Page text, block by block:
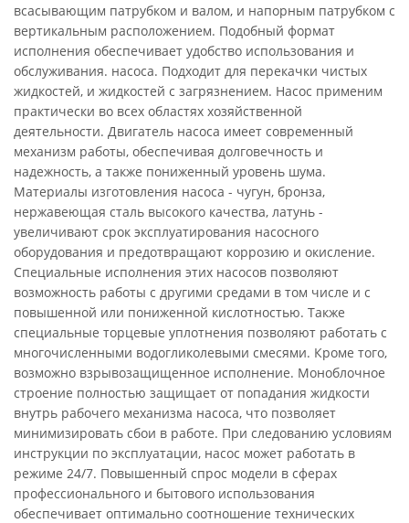
всасывающим патрубком и валом, и напорным патрубком с
вертикальным расположением. Подобный формат
исполнения обеспечивает удобство использования и
обслуживания. насоса. Подходит для перекачки чистых
жидкостей, и жидкостей с загрязнением. Насос применим
практически во всех областях хозяйственной
деятельности. Двигатель насоса имеет современный
механизм работы, обеспечивая долговечность и
надежность, а также пониженный уровень шума.
Материалы изготовления насоса - чугун, бронза,
нержавеющая сталь высокого качества, латунь -
увеличивают срок эксплуатирования насосного
оборудования и предотвращают коррозию и окисление.
Специальные исполнения этих насосов позволяют
возможность работы с другими средами в том числе и с
повышенной или пониженной кислотностью. Также
специальные торцевые уплотнения позволяют работать с
многочисленными водогликолевыми смесями. Кроме того,
возможно взрывозащищенное исполнение. Моноблочное
строение полностью защищает от попадания жидкости
внутрь рабочего механизма насоса, что позволяет
минимизировать сбои в работе. При следованию условиям
инструкции по эксплуатации, насос может работать в
режиме 24/7. Повышенный спрос модели в сферах
профессионального и бытового использования
обеспечивает оптимально соотношение технических